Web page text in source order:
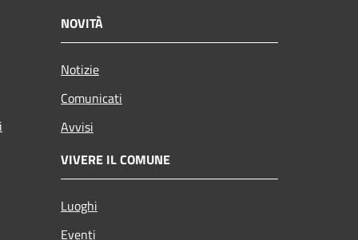
NOVITÀ
Notizie
Comunicati
Avvisi
VIVERE IL COMUNE
Luoghi
Eventi